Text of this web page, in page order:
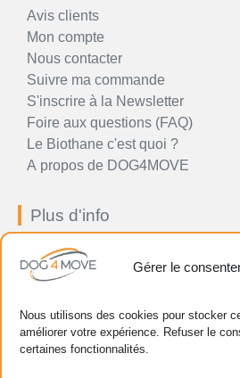
Gérer le
Nous utilisons des cookies pour stocker
améliorer votre expérience. Refuser le
certaines fonctionnalités.
Avis clients
Mon compte
Nous contacter
Suivre ma commande
S'inscrire à la Newsletter
Foire aux questions (FAQ)
Le Biothane c'est quoi ?
A propos de DOG4MOVE
Plus d'info
Impressum
Conditions générales
Politique de confidentialité
Politique de cookie (UE)
Gestion de vos données